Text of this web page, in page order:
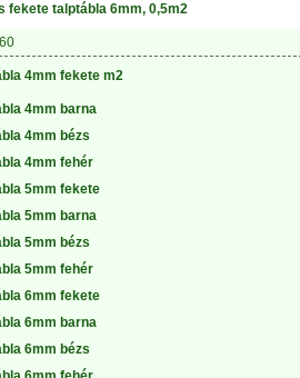
fekete talptábla 6mm, 0,5m2
4mm fekete m2
4mm barna
4mm bézs
4mm fehér
5mm fekete
5mm barna
5mm bézs
5mm fehér
6mm fekete
6mm barna
6mm bézs